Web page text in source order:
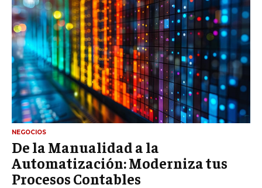
NEGOCIOS
De la Manualidad a la
Automatización: Moderniza tus
Procesos Contables